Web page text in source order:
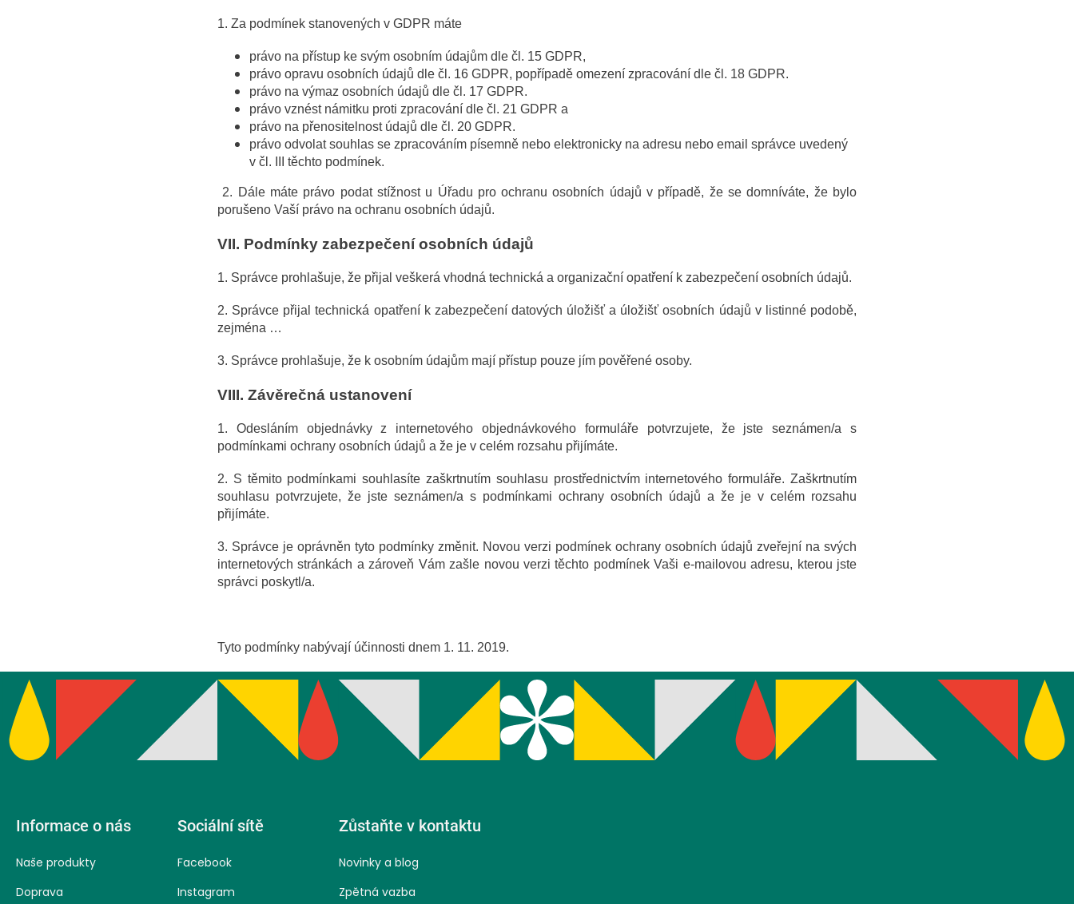
1. Za podmínek stanovených v GDPR máte
právo na přístup ke svým osobním údajům dle čl. 15 GDPR,
právo opravu osobních údajů dle čl. 16 GDPR, popřípadě omezení zpracování dle čl. 18 GDPR.
právo na výmaz osobních údajů dle čl. 17 GDPR.
právo vznést námitku proti zpracování dle čl. 21 GDPR a
právo na přenositelnost údajů dle čl. 20 GDPR.
právo odvolat souhlas se zpracováním písemně nebo elektronicky na adresu nebo email správce uvedený
v čl. III těchto podmínek.
2. Dále máte právo podat stížnost u Úřadu pro ochranu osobních údajů v případě, že se domníváte, že bylo
porušeno Vaší právo na ochranu osobních údajů.
VII. Podmínky zabezpečení osobních údajů
1. Správce prohlašuje, že přijal veškerá vhodná technická a organizační opatření k zabezpečení osobních údajů.
2. Správce přijal technická opatření k zabezpečení datových úložišť a úložišť osobních údajů v listinné podobě,
zejména …
3. Správce prohlašuje, že k osobním údajům mají přístup pouze jím pověřené osoby.
VIII. Závěrečná ustanovení
1. Odesláním objednávky z internetového objednávkového formuláře potvrzujete, že jste seznámen/a s
podmínkami ochrany osobních údajů a že je v celém rozsahu přijímáte.
2. S těmito podmínkami souhlasíte zaškrtnutím souhlasu prostřednictvím internetového formuláře. Zaškrtnutím
souhlasu potvrzujete, že jste seznámen/a s podmínkami ochrany osobních údajů a že je v celém rozsahu
přijímáte.
3. Správce je oprávněn tyto podmínky změnit. Novou verzi podmínek ochrany osobních údajů zveřejní na svých
internetových stránkách a zároveň Vám zašle novou verzi těchto podmínek Vaši e-mailovou adresu, kterou jste
správci poskytl/a.
Tyto podmínky nabývají účinnosti dnem 1. 11. 2019.
á
p
Informace o nás
Naše produkty
Doprava
Sociální sítě
Facebook
Instagram
Zůstaňte v kontaktu
Novinky a blog
Zpětná vazba